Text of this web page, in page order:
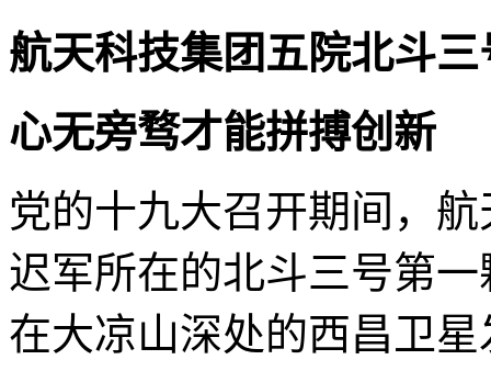
航天科技集团五院北斗
心无旁骛才能拼搏创新
党的十九大召开期间，
迟军所在的北斗三号第
在大凉山深处的西昌卫